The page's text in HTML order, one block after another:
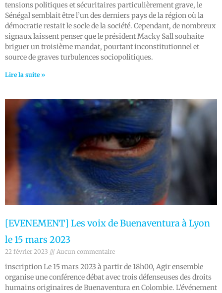
tensions politiques et sécuritaires particulièrement grave, le
Sénégal semblait être l’un des derniers pays de la région où la
démocratie restait le socle de la société. Cependant, de nombreux
signaux laissent penser que le président Macky Sall souhaite
briguer un troisième mandat, pourtant inconstitutionnel et
source de graves turbulences sociopolitiques.
Lire la suite »
[EVENEMENT] Les voix de Buenaventura à Lyon
le 15 mars 2023
22 février 2023 Aucun commentaire
inscription Le 15 mars 2023 à partir de 18h00, Agir ensemble
organise une conférence débat avec trois défenseuses des droits
humains originaires de Buenaventura en Colombie. L’événement